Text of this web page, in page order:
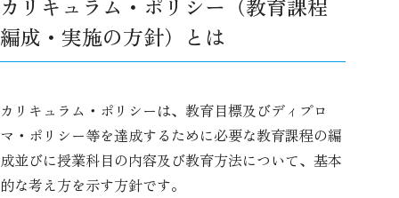
編成・実施の方針）とは
カリキュラム・ポリシーは、教育目標及びディプロ
マ・ポリシー等を達成するために必要な教育課程の編
成並びに授業科目の内容及び教育方法について、基本
的な考え方を示す方針です。